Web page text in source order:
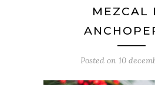
MEZCAL
Posted on 10